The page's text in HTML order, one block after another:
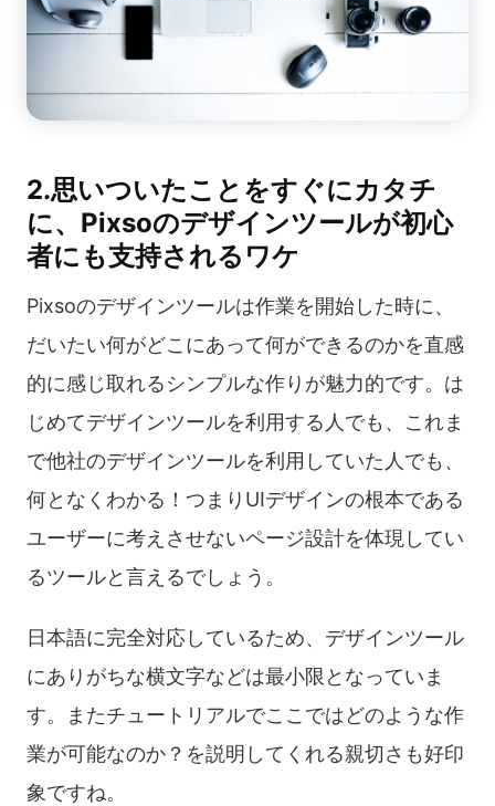
2.思いついたことをすぐにカタチ
に、Pixsoのデザインツールが初心
者にも支持されるワケ
Pixsoのデザインツールは作業を開始した時に、
だいたい何がどこにあって何ができるのかを直感
的に感じ取れるシンプルな作りが魅力的です。は
じめてデザインツールを利用する人でも、これま
で他社のデザインツールを利用していた人でも、
何となくわかる！つまりUIデザインの根本である
ユーザーに考えさせないページ設計を体現してい
るツールと言えるでしょう。
日本語に完全対応しているため、デザインツール
にありがちな横文字などは最小限となっていま
す。またチュートリアルでここではどのような作
業が可能なのか？を説明してくれる親切さも好印
象ですね。